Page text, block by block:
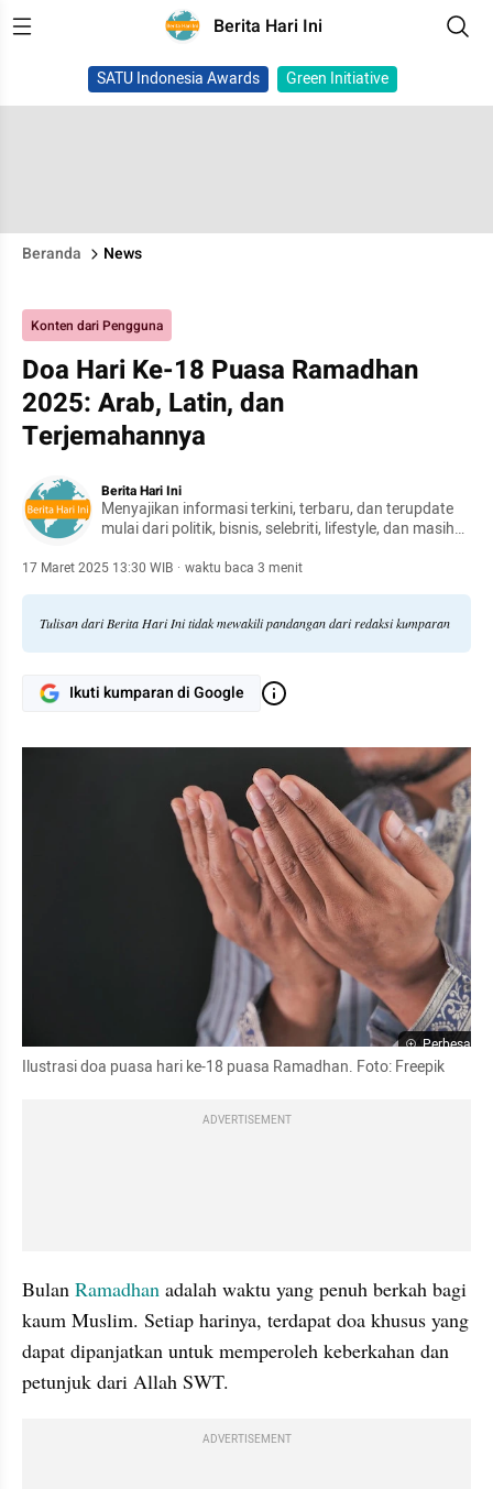
Berita Hari Ini
SATU Indonesia Awards Green Initiative
Beranda News
Konten dari Pengguna
Doa Hari Ke-18 Puasa Ramadhan
2025: Arab, Latin, dan
Terjemahannya
Berita Hari Ini
Menyajikan informasi terkini, terbaru, dan terupdate
mulai dari politik, bisnis, selebriti, lifestyle, dan masih
17 Maret 2025 13:30 WIB · waktu baca 3 menit
Tulisan dari Berita Hari Ini tidak mewakili pandangan dari redaksi kumparan
Ikuti kumparan di Google
Perbesar
Ilustrasi doa puasa hari ke-18 puasa Ramadhan. Foto: Freepik
ADVERTISEMENT
Bulan Ramadhan adalah waktu yang penuh berkah bagi
kaum Muslim. Setiap harinya, terdapat doa khusus yang
dapat dipanjatkan untuk memperoleh keberkahan dan
petunjuk dari Allah SWT.
ADVERTISEMENT